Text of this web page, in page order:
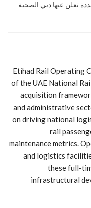
تعلن عنها دبي الصحية
Etihad Rail Operating
of the UAE National
acquisition
and administrative
on driving national
rail
maintenance metrics.
and logistics
these full-
infrastructural